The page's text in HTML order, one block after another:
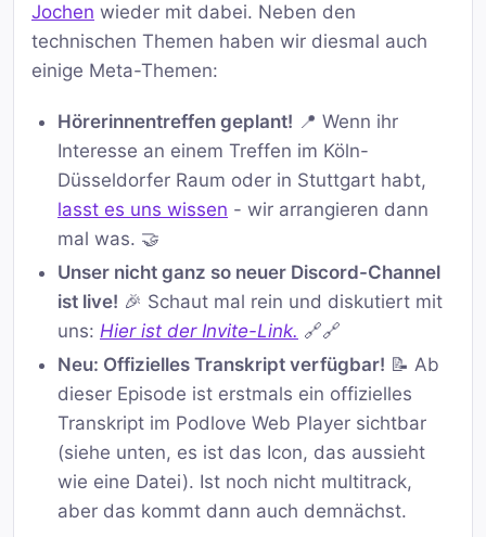
Jochen wieder mit dabei. Neben den
technischen Themen haben wir diesmal auch
einige Meta-Themen:
Hörerinnentreffen geplant! 📍 Wenn ihr
Interesse an einem Treffen im Köln-
Düsseldorfer Raum oder in Stuttgart habt,
lasst es uns wissen - wir arrangieren dann
mal was. 🤝
Unser nicht ganz so neuer Discord-Channel
ist live! 🎉 Schaut mal rein und diskutiert mit
uns: Hier ist der Invite-Link. 🔗🔗
Neu: Offizielles Transkript verfügbar! 📝 Ab
dieser Episode ist erstmals ein offizielles
Transkript im Podlove Web Player sichtbar
(siehe unten, es ist das Icon, das aussieht
wie eine Datei). Ist noch nicht multitrack,
aber das kommt dann auch demnächst.